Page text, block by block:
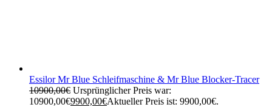
Essilor Mr Blue Schleifmaschine & Mr Blue Blocker-Tracer
10900,00€ Ursprünglicher Preis war:
10900,00€9900,00€Aktueller Preis ist: 9900,00€.